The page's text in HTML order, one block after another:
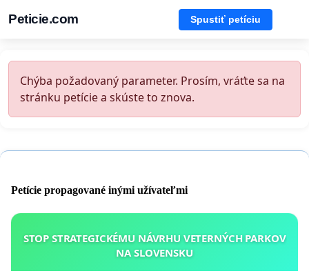
Peticie.com Spustiť petíciu
Chýba požadovaný parameter. Prosím, vráťte sa na
stránku petície a skúste to znova.
Petície propagované inými užívateľmi
STOP STRATEGICKÉMU NÁVRHU VETERNÝCH PARKOV
NA SLOVENSKU